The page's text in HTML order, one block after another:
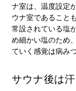
ナ室は、温度設定
ウナ室であること
常設されている塩
め細かい塩のため
ていく感覚は病み
サウナ後は